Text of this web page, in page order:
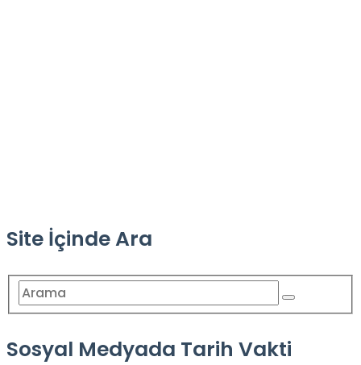
Site İçinde Ara
Sosyal Medyada Tarih Vakti